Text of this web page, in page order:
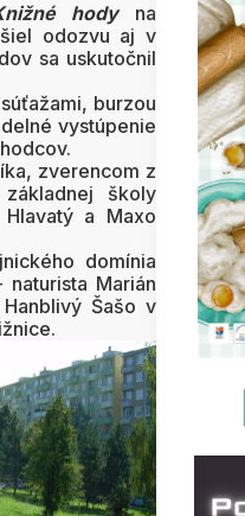
hodyna
odozvu aj v
sa uskutočnil
burzou
vystúpenie
zverencom z
školy
a Maxo
domínia
Marián
Šašo v